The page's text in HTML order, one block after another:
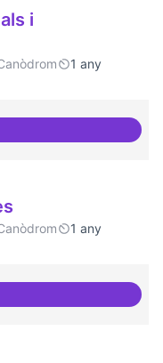
i
1 any
a projectes digitals i
1 any
democràtiques